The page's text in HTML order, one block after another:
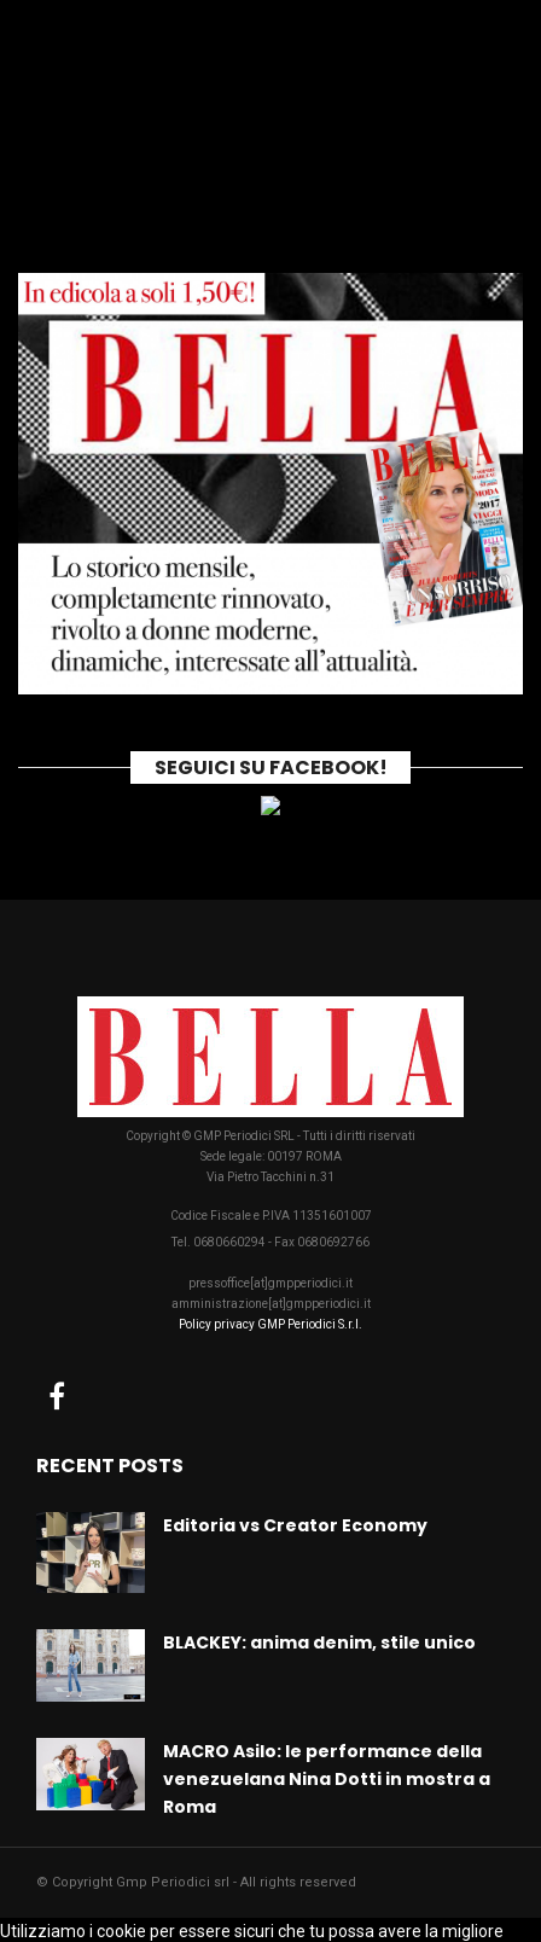
SEGUICI SU FACEBOOK!
Copyright © GMP Periodici SRL - Tutti i diritti riservati
Sede legale: 00197 ROMA
Via Pietro Tacchini n.31
Codice Fiscale e P.IVA 11351601007
Tel. 0680660294 - Fax 0680692766
pressoffice[at]gmpperiodici.it
amministrazione[at]gmpperiodici.it
Policy privacy GMP Periodici S.r.l.
RECENT POSTS
Editoria vs Creator Economy
BLACKEY: anima denim, stile unico
MACRO Asilo: le performance della
venezuelana Nina Dotti in mostra a
Roma
© Copyright Gmp Periodici srl - All rights reserved
Utilizziamo i cookie per essere sicuri che tu possa avere la migliore